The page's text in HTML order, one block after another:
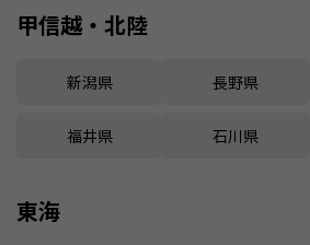
甲信越・北陸
新潟県 長野県
福井県 石川県
東海